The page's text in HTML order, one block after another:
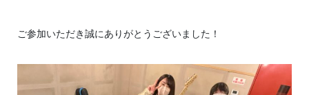
ご参加いただき誠にありがとうございました！